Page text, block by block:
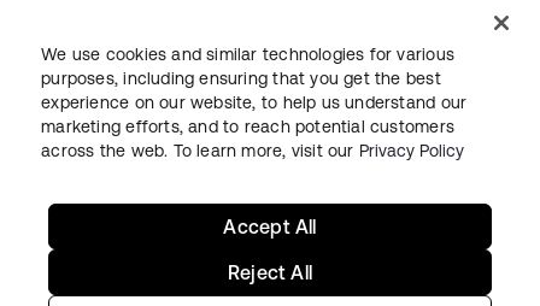
法務プライバシーポリシーサイト利用規約セキュリティ
We use cookies and similar technologies for various
purposes, including ensuring that you get the best
experience on our website, to help us understand our
marketing efforts, and to reach potential customers
across the web. To learn more, visit our Privacy Policy
Reject All
Accept All